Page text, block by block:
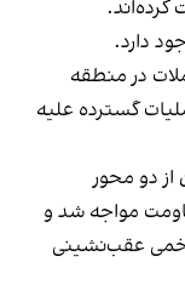
کرده‌اند.
دارد.
در منطقه
گسترده علیه
طالبان از دو محور
مواجه شد و
عقب‌نشینی